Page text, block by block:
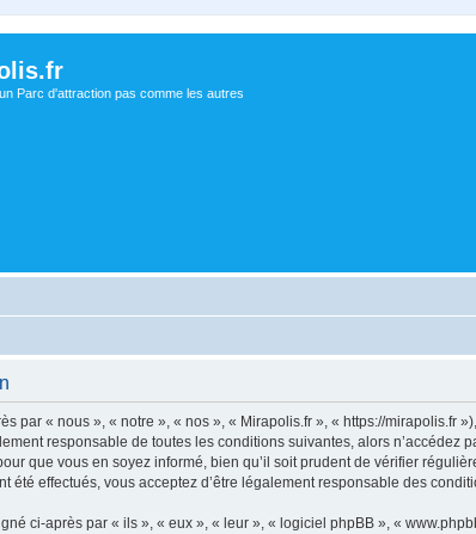
Parc d'attraction pas comme les autres
par « nous », « notre », « nos », « Mirapolis.fr », « https://mirapolis.fr
responsable de toutes les conditions suivantes, alors n’accédez
que vous en soyez informé, bien qu’il soit prudent de vérifier
été effectués, vous acceptez d’être légalement responsable des
ci-après par « ils », « eux », « leur », « logiciel phpBB », «